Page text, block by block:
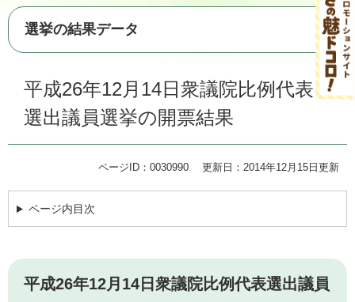
て
文
選挙の結果データ
平成26年12月14日衆議院比例代表
選出議員選挙の開票結果
ページID：0030990 更新日：2014年12月15日更新
ページ内目次
平成26年12月14日衆議院比例代表選出議員